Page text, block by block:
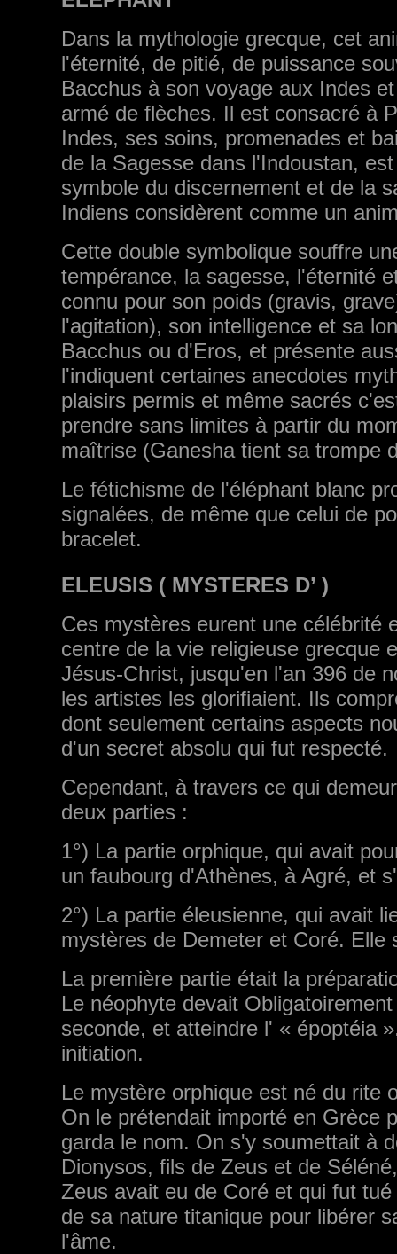
Dans la mythologie grecque, cet
l'éternité, de pitié, de puissance
Bacchus à son voyage aux Indes
armé de flèches. Il est consacré à
Indes, ses soins, promenades et
de la Sagesse dans l'Indoustan,
symbole du discernement et de la
Indiens considèrent comme un
Cette double symbolique souffre
tempérance, la sagesse, l'éternité
connu pour son poids (gravis,
l'agitation), son intelligence et sa
Bacchus ou d'Eros, et présente
l'indiquent certaines anecdotes
plaisirs permis et même sacrés
prendre sans limites à partir du
maîtrise (Ganesha tient sa trompe
Le fétichisme de l'éléphant blanc
signalées, de même que celui de
bracelet.
ELEUSIS ( MYSTERES D’ )
Ces mystères eurent une célébrité
centre de la vie religieuse grecque
Jésus-Christ, jusqu'en l'an 396 de
les artistes les glorifiaient. Ils
dont seulement certains aspects
d'un secret absolu qui fut respecté.
Cependant, à travers ce qui
deux parties :
1°) La partie orphique, qui avait
un faubourg d'Athènes, à Agré, et
2°) La partie éleusienne, qui avait
mystères de Demeter et Coré.
La première partie était la
Le néophyte devait
seconde, et atteindre l' « époptéia
initiation.
Le mystère orphique est né du rite
On le prétendait importé en Grèce
garda le nom. On s'y soumettait à
Dionysos, fils de Zeus et de
Zeus avait eu de Coré et qui fut
de sa nature titanique pour libérer
l'âme.